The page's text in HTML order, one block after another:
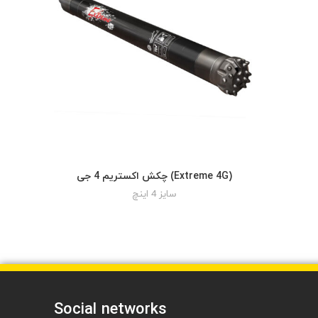
READ MOREچکش اکستریم 4 جی (Extreme 4G)
سایز 4 اینچ
Social networks